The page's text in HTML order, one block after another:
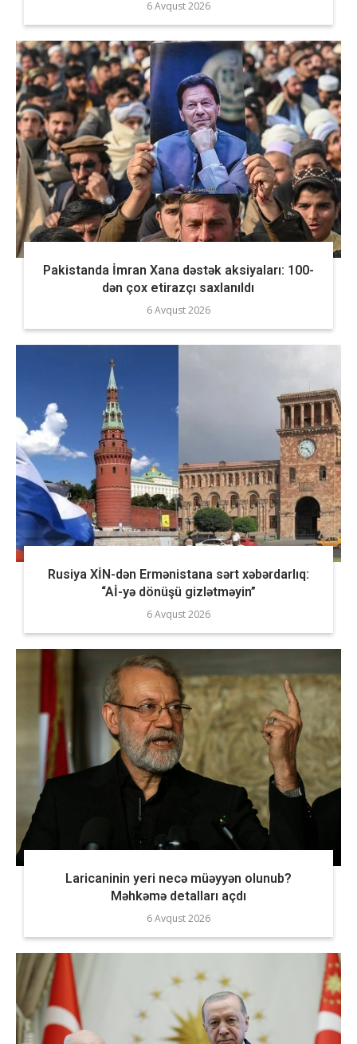
6 Avqust 2026
Pakistanda İmran Xana dəstək aksiyaları: 100-
dən çox etirazçı saxlanıldı
6 Avqust 2026
Rusiya XİN-dən Ermənistana sərt xəbərdarlıq:
“Aİ-yə dönüşü gizlətməyin”
6 Avqust 2026
Laricaninin yeri necə müəyyən olunub?
Məhkəmə detalları açdı
6 Avqust 2026